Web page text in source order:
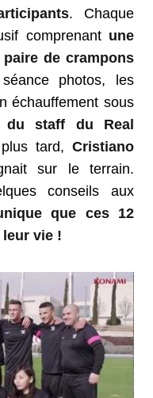
. Chaque
comprenant une
paire de crampons
photos, les
échauffement sous
du staff du Real
tard, Cristiano
sur le terrain.
conseils aux
que ces 12
vie !